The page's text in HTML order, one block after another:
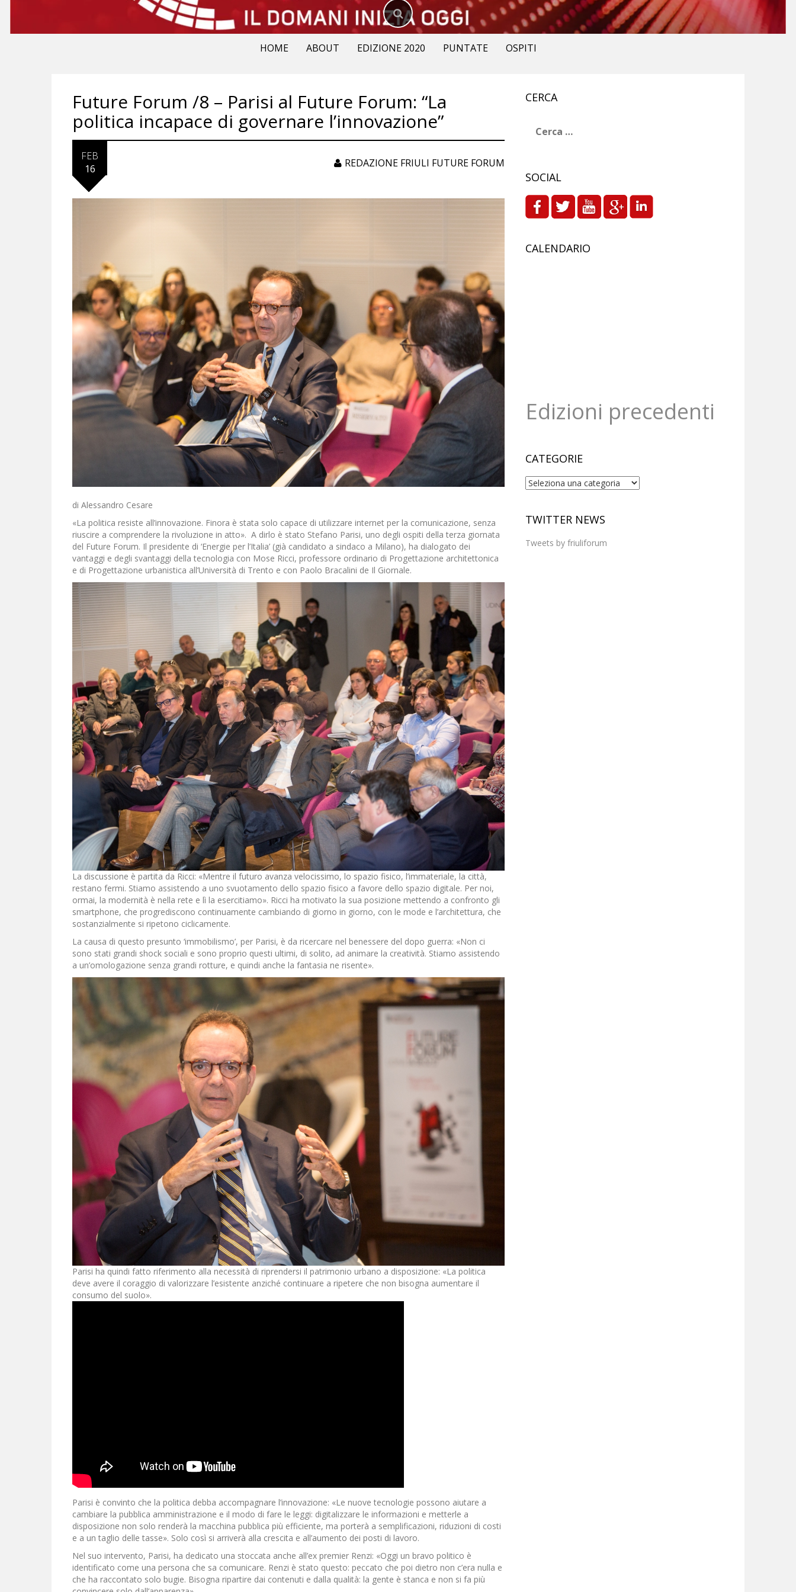
HOME ABOUT EDIZIONE 2020 PUNTATE OSPITI
Future Forum /8 – Parisi al Future Forum: “La
politica incapace di governare l’innovazione”
FEB
16
REDAZIONE FRIULI FUTURE FORUM
di Alessandro Cesare
«La politica resiste all’innovazione. Finora è stata solo capace di utilizzare internet per la comunicazione, senza
riuscire a comprendere la rivoluzione in atto». A dirlo è stato Stefano Parisi, uno degli ospiti della terza giornata
del Future Forum. Il presidente di ‘Energie per l’Italia’ (già candidato a sindaco a Milano), ha dialogato dei
vantaggi e degli svantaggi della tecnologia con Mose Ricci, professore ordinario di Progettazione architettonica
e di Progettazione urbanistica all’Università di Trento e con Paolo Bracalini de Il Giornale.
La discussione è partita da Ricci: «Mentre il futuro avanza velocissimo, lo spazio fisico, l’immateriale, la città,
restano fermi. Stiamo assistendo a uno svuotamento dello spazio fisico a favore dello spazio digitale. Per noi,
ormai, la modernità è nella rete e lì la esercitiamo». Ricci ha motivato la sua posizione mettendo a confronto gli
smartphone, che progrediscono continuamente cambiando di giorno in giorno, con le mode e l’architettura, che
sostanzialmente si ripetono ciclicamente.
La causa di questo presunto ‘immobilismo’, per Parisi, è da ricercare nel benessere del dopo guerra: «Non ci
sono stati grandi shock sociali e sono proprio questi ultimi, di solito, ad animare la creatività. Stiamo assistendo
a un’omologazione senza grandi rotture, e quindi anche la fantasia ne risente».
Parisi ha quindi fatto riferimento alla necessità di riprendersi il patrimonio urbano a disposizione: «La politica
deve avere il coraggio di valorizzare l’esistente anziché continuare a ripetere che non bisogna aumentare il
consumo del suolo».
Parisi è convinto che la politica debba accompagnare l’innovazione: «Le nuove tecnologie possono aiutare a
cambiare la pubblica amministrazione e il modo di fare le leggi: digitalizzare le informazioni e metterle a
disposizione non solo renderà la macchina pubblica più efficiente, ma porterà a semplificazioni, riduzioni di costi
e a un taglio delle tasse». Solo così si arriverà alla crescita e all’aumento dei posti di lavoro.
Nel suo intervento, Parisi, ha dedicato una stoccata anche all’ex premier Renzi: «Oggi un bravo politico è
identificato come una persona che sa comunicare. Renzi è stato questo: peccato che poi dietro non c’era nulla e
che ha raccontato solo bugie. Bisogna ripartire dai contenuti e dalla qualità: la gente è stanca e non si fa più
CERCA
per:
SOCIAL
CALENDARIO
Edizioni precedenti
CATEGORIE
Categorie
TWITTER NEWS
Tweets by friuliforum